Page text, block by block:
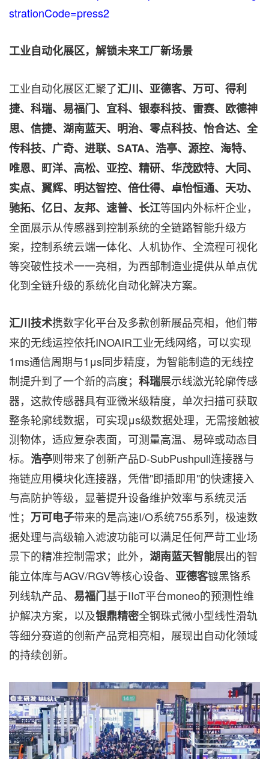
strationCode=press2
工业自动化展区，解锁未来工厂新场景
工业自动化展区汇聚了汇川、亚德客、万可、得利
捷、科瑞、易福门、宜科、银泰科技、雷赛、欧德神
思、信捷、湖南蓝天、明治、零点科技、怡合达、全
传科技、广奇、进联、SATA、浩亭、源控、海特、
唯恩、町洋、高松、亚控、精研、华茂欧特、大同、
实点、翼辉、明达智控、倍仕得、卓怡恒通、天功、
驰拓、亿日、友邦、速普、长江等国内外标杆企业，
全面展示从传感器到控制系统的全链路智能升级方
案，控制系统云端一体化、人机协作、全流程可视化
等突破性技术一一亮相，为西部制造业提供从单点优
化到全链升级的系统化自动化解决方案。
汇川技术携数字化平台及多款创新展品亮相，他们带
来的无线运控依托INOAIR工业无线网络，可以实现
1ms通信周期与1μs同步精度，为智能制造的无线控
制提升到了一个新的高度； 科瑞展示线激光轮廓传感
器，这款传感器具有亚微米级精度，单次扫描可获取
整条轮廓线数据，可实现μs级数据处理，无需接触被
测物体，适应复杂表面，可测量高温、易碎或动态目
标。 浩亭则带来了创新产品D-SubPushpull连接器与
拖链应用模块化连接器，凭借"即插即用"的快速接入
与高防护等级，显著提升设备维护效率与系统灵活
性； 万可电子带来的是高速I/O系统755系列，极速数
据处理与高级输入滤波功能可以满足任何严苛工业场
景下的精准控制需求；此外， 湖南蓝天智能展出的智
能立体库与AGV/RGV等核心设备、 亚德客镀黑铬系
列线轨产品、 易福门基于IIoT平台moneo的预测性维
护解决方案，以及银鼎精密全钢珠式微小型线性滑轨
等细分赛道的创新产品竞相亮相，展现出自动化领域
的持续创新。